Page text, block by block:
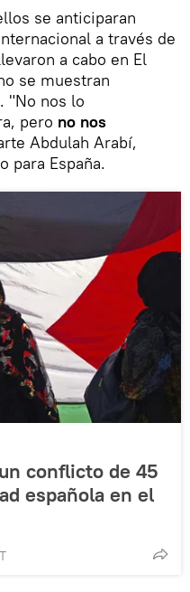
se anticiparan
a través de
a cabo en El
se muestran
"No nos lo
pero no nos
Abdulah Arabí,
para España.
conflicto de 45
española en el